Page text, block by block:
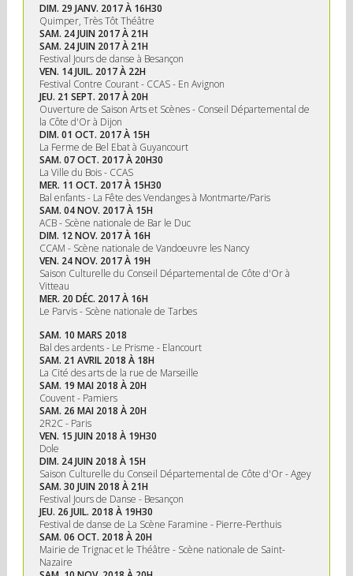
DIM. 29 JANV. 2017 À 16H30
Quimper, Très Tôt Théâtre
SAM. 24 JUIN 2017 À 21H
SAM. 24 JUIN 2017 À 21H
Festival Jours de danse à Besançon
VEN. 14 JUIL. 2017 À 22H
Festival Contre Courant - CCAS - En Avignon
JEU. 21 SEPT. 2017 À 20H
Ouverture de Saison Arts et Scènes - Conseil Départemental de
la Côte d'Or à Dijon
DIM. 01 OCT. 2017 À 15H
La Ferme de Bel Ebat à Guyancourt
SAM. 07 OCT. 2017 À 20H30
La Ville du Bois - CCAS
MER. 11 OCT. 2017 À 15H30
Bal enfants - La Fête des Vendanges à Montmarte/Paris
SAM. 04 NOV. 2017 À 15H
ACB - Scène nationale de Bar le Duc
DIM. 12 NOV. 2017 À 16H
CCAM - Scène nationale de Vandoeuvre les Nancy
VEN. 24 NOV. 2017 À 19H
Saison Culturelle du Conseil Départemental de Côte d'Or à
Vitteau
MER. 20 DÉC. 2017 À 16H
Le Parvis - Scène nationale de Tarbes
SAM. 10 MARS 2018
Bal des ardents - Le Prisme - Elancourt
SAM. 21 AVRIL 2018 À 18H
La Cité des arts de la rue de Marseille
SAM. 19 MAI 2018 À 20H
Couvent - Pamiers
SAM. 26 MAI 2018 À 20H
2R2C - Paris
VEN. 15 JUIN 2018 À 19H30
Dole
DIM. 24 JUIN 2018 À 15H
Saison Culturelle du Conseil Départemental de Côte d'Or - Agey
SAM. 30 JUIN 2018 À 21H
Festival Jours de Danse - Besançon
JEU. 26 JUIL. 2018 À 19H30
Festival de danse de La Scène Faramine - Pierre-Perthuis
SAM. 06 OCT. 2018 À 20H
Mairie de Trignac et le Théâtre - Scène nationale de Saint-
Nazaire